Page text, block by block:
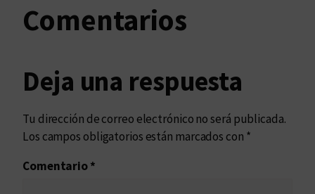
Comentarios
Deja una respuesta
Tu dirección de correo electrónico no será publicada.
Los campos obligatorios están marcados con *
Comentario*